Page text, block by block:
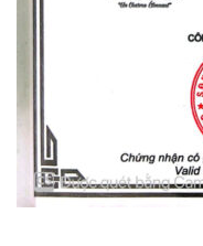
Orient Nam RA-